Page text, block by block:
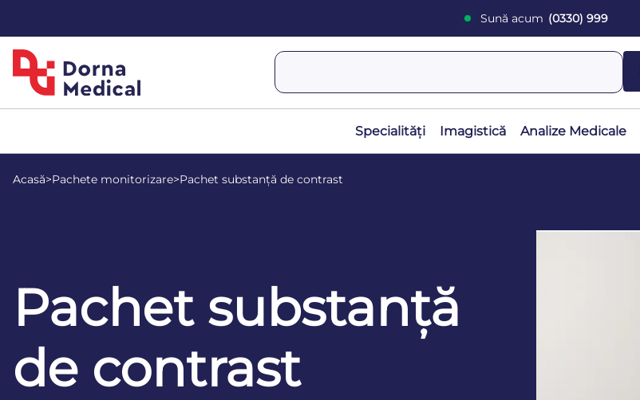
Sună acum (0330) 999
Specialități Imagistică Analize Medicale
Acasă>Pachete monitorizare>Pachet substanță de contrast
Pachet substanță
de contrast